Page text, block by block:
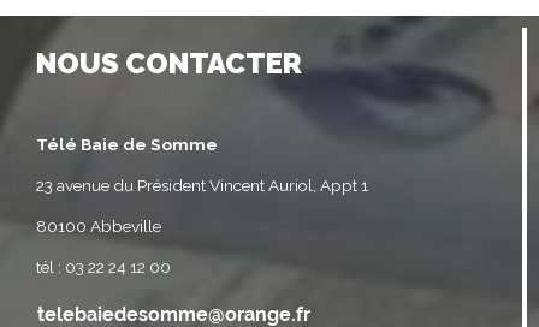
NOUS CONTACTER
Télé Baie de Somme
23 avenue du Président Vincent Auriol, Appt 1
80100 Abbeville
tél : 03 22 24 12 00